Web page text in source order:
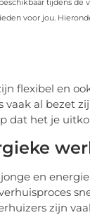
tijdens
voor jou.
flexibel en
vaak al bezet
dat het je
en
zijn